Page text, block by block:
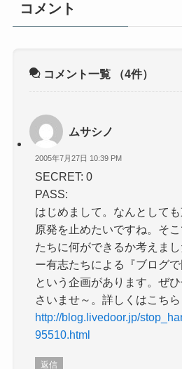
コメント
コメント一覧 （4件）
ムサシノ
2005年7月27日 10:39 PM
SECRET: 0
PASS:
はじめまして。なんとして
原発を止めたいですね。そ
たちに何ができるか考えま
ー有志たちによる『ブログで
という企画があります。ぜ
さいませ～。詳しくはこちら
http://blog.livedoor.jp/
95510.html
返信